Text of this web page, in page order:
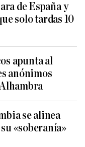
de España y
solo tardas 10
apunta al
anónimos
se alinea
«soberanía»